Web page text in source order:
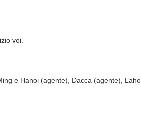
voi.
e Hanoi (agente), Dacca (agente), Laho